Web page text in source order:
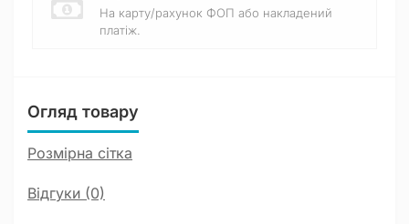
На карту/рахунок ФОП або накладений
платіж.
Огляд товару
Розмірна сітка
Відгуки (0)